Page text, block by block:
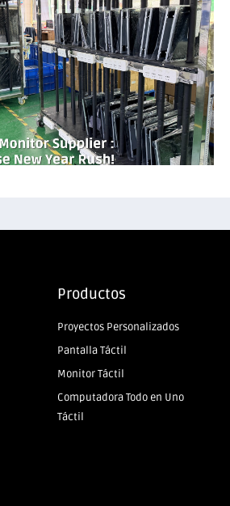
Productos
Proyectos Personalizados
Pantalla Táctil
Monitor Táctil
Computadora Todo en Uno
Táctil